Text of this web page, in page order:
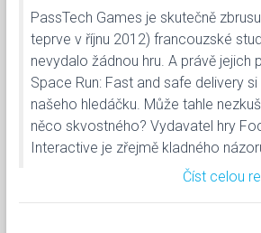
PassTech Games je skutečně
teprve v říjnu 2012) francouzské
nevydalo žádnou hru. A právě jejich
Space Run: Fast and safe delivery
našeho hledáčku. Může tahle
něco skvostného? Vydavatel hry
Interactive je zřejmě kladného
Číst celou